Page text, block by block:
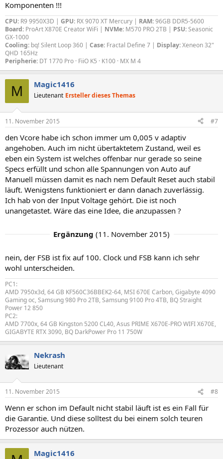
Komponenten !!!
CPU: R9 9950X3D | GPU: RX 9070 XT Mercury | RAM:96GB DDR5-5600
Board: ProArt X870E Creator WiFi | NVMe: M570 PRO 2TB | PSU:Seasonic
GX-1000
Cooling: bq! Silent Loop 360 | Case: Fractal Define 7 | Display:Xeneon 32"
QHD 165Hz
Peripherie: DT 1770 Pro · FiiO K5 · K100 · MX M 4
M Magic1416
Lieutenant Ersteller dieses Themas
11. November 2015 #7
den Vcore habe ich schon immer um 0,005 v adaptiv
angehoben. Auch im nicht übertaktetem Zustand, weil es
eben ein System ist welches offenbar nur gerade so seine
Specs erfüllt und schon alle Spannungen von Auto auf
Manuell müssen damit es nach nem Default Reset auch stabil
läuft. Wenigstens funktioniert er dann danach zuverlässig.
Ich hab von der Input Voltage gehört. Die ist noch
unangetastet. Wäre das eine Idee, die anzupassen ?
Ergänzung (11. November 2015)
nein, der FSB ist fix auf 100. Clock und FSB kann ich sehr
wohl unterscheiden.
PC1:
AMD 7950x3d, 64 GB KF560C36BBEK2-64, MSI 670E Carbon, Gigabyte 4090
Gaming oc, Samsung 980 Pro 2TB, Samsung 9100 Pro 4TB, BQ Straight
Power 12 850
PC2:
AMD 7700x, 64 GB Kingston 5200 CL40, Asus PRIME X670E-PRO WIFI X670E,
GIGABYTE RTX 3090, BQ DarkPower Pro 11 750W
Nekrash
Lieutenant
11. November 2015 #8
Wenn er schon im Default nicht stabil läuft ist es ein Fall für
die Garantie. Und diese solltest du bei einem solch teuren
Prozessor auch nützen.
Magic1416